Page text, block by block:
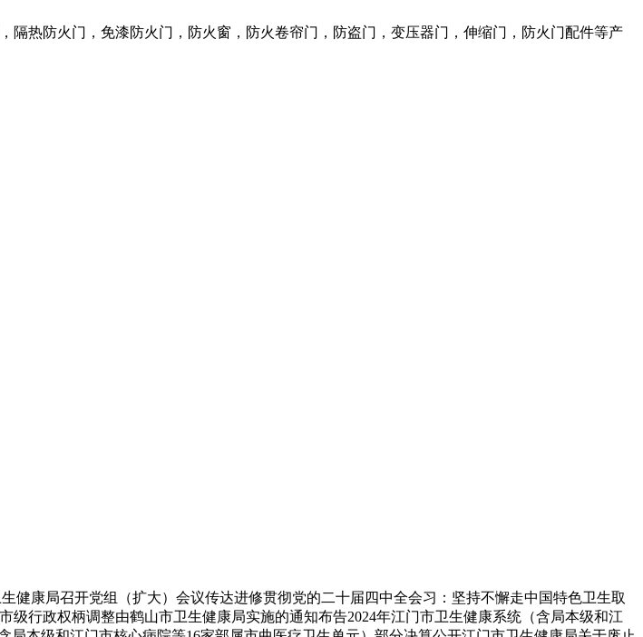
热防火门，免漆防火门，防火窗，防火卷帘门，防盗门，变压器门，伸缩门，防火门配件等产
康局召开党组（扩大）会议传达进修贯彻党的二十届四中全会习：坚持不懈走中国特色卫生取
行政权柄调整由鹤山市卫生健康局实施的通知布告2024年江门市卫生健康系统（含局本级和江